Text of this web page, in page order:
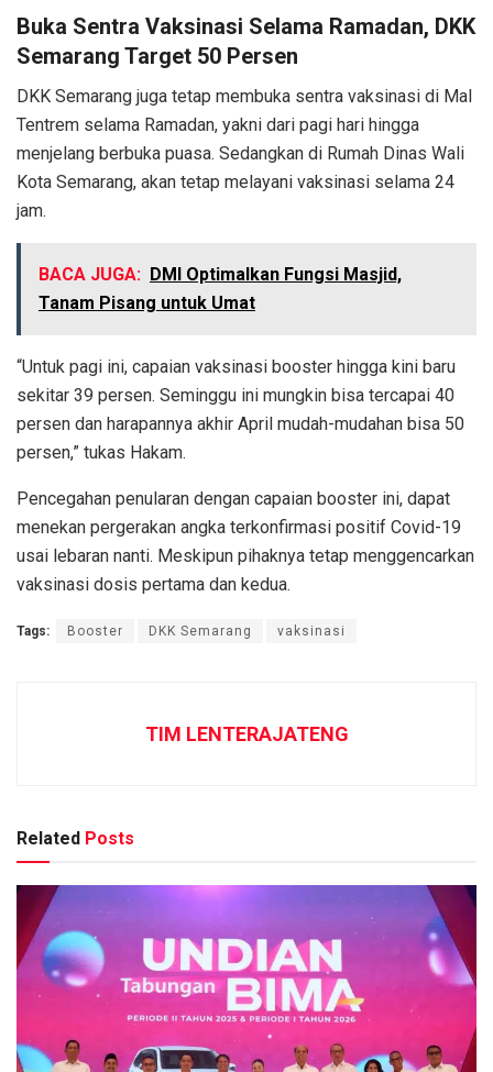
Buka Sentra Vaksinasi Selama Ramadan, DKK
Semarang Target 50 Persen
DKK Semarang juga tetap membuka sentra vaksinasi di Mal
Tentrem selama Ramadan, yakni dari pagi hari hingga
menjelang berbuka puasa. Sedangkan di Rumah Dinas Wali
Kota Semarang, akan tetap melayani vaksinasi selama 24
jam.
BACA JUGA: DMI Optimalkan Fungsi Masjid,
Tanam Pisang untuk Umat
“Untuk pagi ini, capaian vaksinasi booster hingga kini baru
sekitar 39 persen. Seminggu ini mungkin bisa tercapai 40
persen dan harapannya akhir April mudah-mudahan bisa 50
persen,” tukas Hakam.
Pencegahan penularan dengan capaian booster ini, dapat
menekan pergerakan angka terkonfirmasi positif Covid-19
usai lebaran nanti. Meskipun pihaknya tetap menggencarkan
vaksinasi dosis pertama dan kedua.
Tags: Booster DKK Semarang vaksinasi
TIM LENTERAJATENG
Related Posts